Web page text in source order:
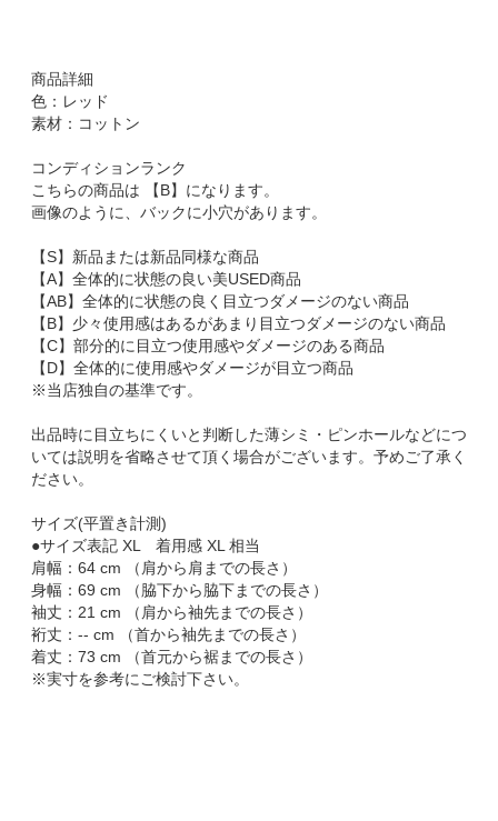
商品詳細
色：レッド
素材：コットン
コンディションランク
こちらの商品は 【B】になります。
画像のように、バックに小穴があります。
【S】新品または新品同様な商品
【A】全体的に状態の良い美USED商品
【AB】全体的に状態の良く目立つダメージのない商品
【B】少々使用感はあるがあまり目立つダメージのない商品
【C】部分的に目立つ使用感やダメージのある商品
【D】全体的に使用感やダメージが目立つ商品
※当店独自の基準です。
出品時に目立ちにくいと判断した薄シミ・ピンホールなどにつ
いては説明を省略させて頂く場合がございます。予めご了承く
ださい。
サイズ(平置き計測)
●サイズ表記 XL 着用感 XL 相当
肩幅：64 cm （肩から肩までの長さ）
身幅：69 cm （脇下から脇下までの長さ）
袖丈：21 cm （肩から袖先までの長さ）
裄丈：-- cm （首から袖先までの長さ）
着丈：73 cm （首元から裾までの長さ）
※実寸を参考にご検討下さい。